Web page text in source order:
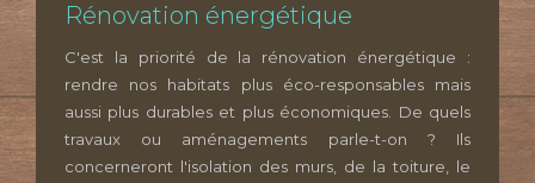
Rénovation énergétique
C'est la priorité de la rénovation énergétique :
rendre nos habitats plus éco-responsables mais
aussi plus durables et plus économiques. De quels
travaux ou aménagements parle-t-on ? Ils
concerneront l'isolation des murs, de la toiture, le